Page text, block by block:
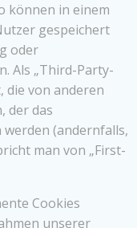
können in einem
gespeichert
oder
Als „Third-Party-
die von anderen
der das
(andernfalls,
man von „First-
Cookies
unserer